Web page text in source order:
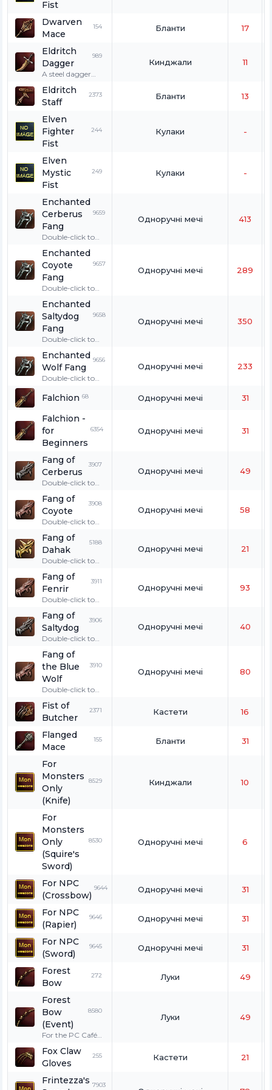
Fist
Dwarven
Mace
154 Бланти 17
Eldritch
Dagger
989
A steel dagger
the runes of
Shilen and Gran
Кинджали 11
Eldritch
Staff
2373 Бланти 13
Elven
Fighter
Fist
244 Кулаки -
Elven
Mystic
Fist
249 Кулаки -
Enchanted
Cerberus
Fang
9659
Double-click to
great wolves and
fenrir.
Одноручні мечі 413
Enchanted
Coyote
Fang
9657
Double-click to
great wolves and
fenrir.
Одноручні мечі 289
Enchanted
Saltydog
Fang
9658
Double-click to
great wolves and
fenrir.
Одноручні мечі 350
Enchanted
Wolf Fang
9656
Double-click to
great wolves and
Одноручні мечі 233
Falchion 68 Одноручні мечі 31
Falchion -
for
Beginners
6354 Одноручні мечі 31
Fang of
Cerberus
3907
Double-click to
wolves, great
wolves, and
fenrir.
Одноручні мечі 49
Fang of
Coyote
3908
Double-click to
wolves, great
wolves, and
fenrir.
Одноручні мечі 58
Fang of
Dahak
5188
Double-click to
used by a
Hatchling.
Одноручні мечі 21
Fang of
Fenrir
3911
Double-click to
wolves, great
wolves, and
fenrir.
Одноручні мечі 93
Fang of
Saltydog
3906
Double-click to
wolves, great
wolves, and
fenrir.
Одноручні мечі 40
Fang of
the Blue
Wolf
3910
Double-click to
wolves, great
wolves, and
Одноручні мечі 80
Fist of
Butcher
2371 Кастети 16
Flanged
Mace
155 Бланти 31
For
Monsters
Only
(Knife)
8529 Кинджали 10
For
Monsters
Only
(Squire's
Sword)
8530 Одноручні мечі 6
For NPC
(Crossbow)
9644 Одноручні мечі 31
For NPC
(Rapier)
9646 Одноручні мечі 31
For NPC
(Sword)
9645 Одноручні мечі 31
Forest
Bow
272 Луки 49
Forest
Bow
(Event)
8580
For the PC Café
This item cannot
be exchanged,
crystallized, or
Луки 49
Fox Claw
Gloves
255 Кастети 21
Frintezza's 7903